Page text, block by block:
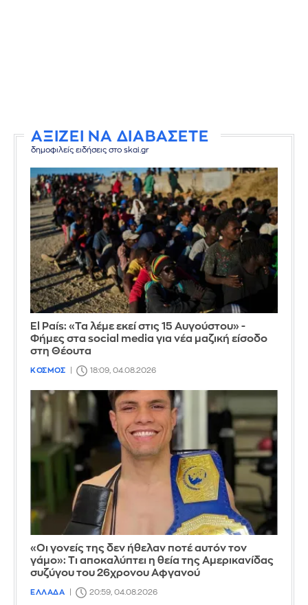
ΑΞΙΖΕΙ ΝΑ ΔΙΑΒΑΣΕΤΕ
δημοφιλείς ειδήσεις στο skai.gr
El País: «Τα λέμε εκεί στις 15 Αυγούστου» -
Φήμες στα social media για νέα μαζική είσοδο
στη Θέουτα
ΚΟΣΜΟΣ 18:09, 04.08.2026
«Οι γονείς της δεν ήθελαν ποτέ αυτόν τον
γάμο»: Τι αποκαλύπτει η θεία της Αμερικανίδας
συζύγου του 26χρονου Αφγανού
ΕΛΛΑΔΑ 20:59, 04.08.2026